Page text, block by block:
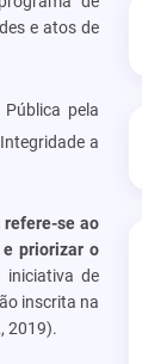
e atos de
pela
a
refere-se ao
priorizar o
iniciativa de
inscrita na
2019).